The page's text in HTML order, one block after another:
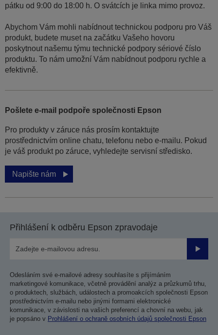
pátku od 9:00 do 18:00 h. O svátcích je linka mimo provoz.
Abychom Vám mohli nabídnout technickou podporu pro Váš
produkt, budete muset na začátku Vašeho hovoru
poskytnout našemu týmu technické podpory sériové číslo
produktu. To nám umožní Vám nabídnout podporu rychle a
efektivně.
Pošlete e-mail podpoře společnosti Epson
Pro produkty v záruce nás prosím kontaktujte
prostřednictvím online chatu, telefonu nebo e-mailu. Pokud
je váš produkt po záruce, vyhledejte servisní středisko.
Napište nám
Přihlášení k odběru Epson zpravodaje
Odesláním své e-mailové adresy souhlasíte s přijímáním
marketingové komunikace, včetně provádění analýz a průzkumů trhu,
o produktech, službách, událostech a promoakcích společnosti Epson
prostřednictvím e-mailu nebo jinými formami elektronické
komunikace, v závislosti na vašich preferencí a chovní na webu, jak
je popsáno v Prohlášení o ochraně osobních údajů společnosti Epson